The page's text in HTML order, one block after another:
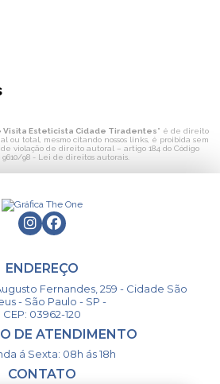
Visita Esteticista Cidade Tiradentes" é de direito
ou total, mesmo citando nossos links, é proibida sem
violação de direito autoral – artigo 184 do Código
9610/98 - Lei de direitos autorais.
ENDEREÇO
Fernandes, 259 - Cidade São
- São Paulo - SP -
CEP: 03962-120
DE ATENDIMENTO
á Sexta: 08h ás 18h
CONTATO